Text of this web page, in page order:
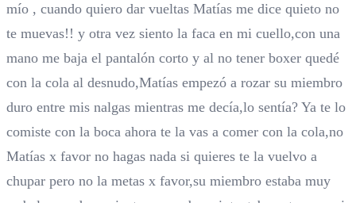
mío , cuando quiero dar vueltas Matías me dice quieto no
te muevas!! y otra vez siento la faca en mi cuello,con una
mano me baja el pantalón corto y al no tener boxer quedé
con la cola al desnudo,Matías empezó a rozar su miembro
duro entre mis nalgas mientras me decía,lo sentía? Ya te lo
comiste con la boca ahora te la vas a comer con la cola,no
Matías x favor no hagas nada si quieres te la vuelvo a
chupar pero no la metas x favor,su miembro estaba muy